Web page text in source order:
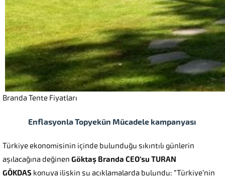
Branda Tente Fiyatları
Enflasyonla Topyekün Mücadele kampanyası
Türkiye ekonomisinin içinde bulunduğu sıkıntılı günlerin
aşılacağına değinen Göktaş Branda CEO’su TURAN
GÖKDAŞ konuya ilişkin şu açıklamalarda bulundu: “Türkiye’nin